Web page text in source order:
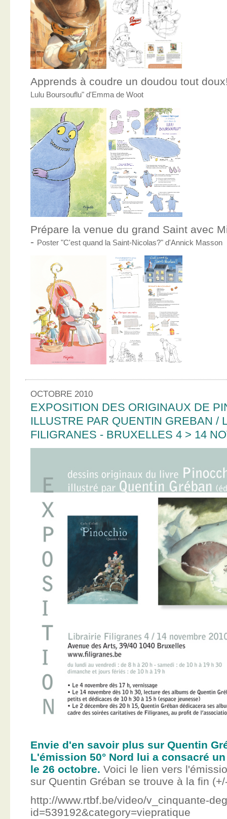
Apprends à coudre un doudou tout
Lulu Boursouflu" d'Emma de Woot
Prépare la venue du grand Saint avec
- Poster "C'est quand la Saint-Nicolas?" d'Annick Masson
OCTOBRE 2010
EXPOSITION DES ORIGINAUX DE
ILLUSTRE PAR QUENTIN GREBAN /
FILIGRANES - BRUXELLES 4 > 14
Envie d'en savoir plus sur Quentin
L'émission 50° Nord lui a consacré
le 26 octobre. Voici le lien vers
sur Quentin Gréban se trouve à la fin
http://www.rtbf.be/video/v_cinquante-
id=539192&category=viepratique